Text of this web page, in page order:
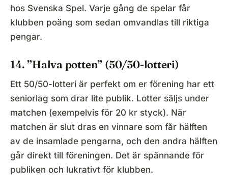
hos Svenska Spel. Varje gång de spelar får
klubben poäng som sedan omvandlas till riktiga
pengar.
14. ”Halva potten” (50/50-lotteri)
Ett 50/50-lotteri är perfekt om er förening har ett
seniorlag som drar lite publik. Lotter säljs under
matchen (exempelvis för 20 kr styck). När
matchen är slut dras en vinnare som får hälften
av de insamlade pengarna, och den andra hälften
går direkt till föreningen. Det är spännande för
publiken och lukrativt för klubben.